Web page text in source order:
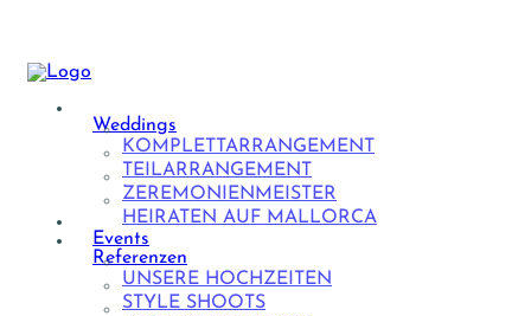
Weddings
KOMPLETTARRANGEMENT
TEILARRANGEMENT
ZEREMONIENMEISTER
HEIRATEN AUF MALLORCA
Events
Referenzen
UNSERE HOCHZEITEN
STYLE SHOOTS